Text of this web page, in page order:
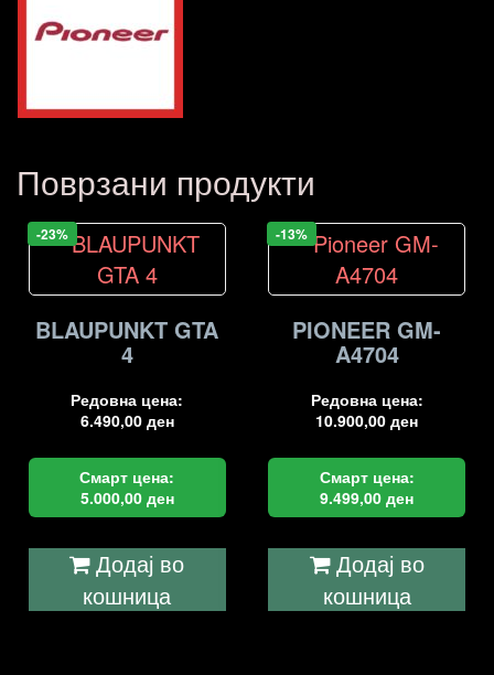
Поврзани продукти
-23%
BLAUPUNKT GTA
4
Редовна цена:
6.490,00 ден
Смарт цена:
5.000,00 ден
Додај во
кошница
-13%
PIONEER GM-
A4704
Редовна цена:
10.900,00ден
Смарт цена:
9.499,00ден
Додај во
кошница